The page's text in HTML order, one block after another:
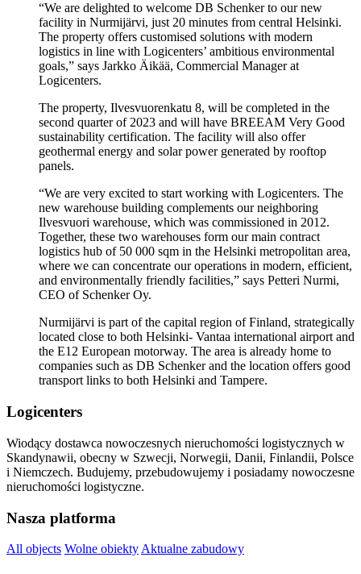
“We are delighted to welcome DB Schenker to our new
facility in Nurmijärvi, just 20 minutes from central Helsinki.
The property offers customised solutions with modern
logistics in line with Logicenters’ ambitious environmental
goals,” says Jarkko Äikää, Commercial Manager at
Logicenters.
The property, Ilvesvuorenkatu 8, will be completed in the
second quarter of 2023 and will have BREEAM Very Good
sustainability certification. The facility will also offer
geothermal energy and solar power generated by rooftop
panels.
“We are very excited to start working with Logicenters. The
new warehouse building complements our neighboring
Ilvesvuori warehouse, which was commissioned in 2012.
Together, these two warehouses form our main contract
logistics hub of 50 000 sqm in the Helsinki metropolitan area,
where we can concentrate our operations in modern, efficient,
and environmentally friendly facilities,” says Petteri Nurmi,
CEO of Schenker Oy.
Nurmijärvi is part of the capital region of Finland, strategically
located close to both Helsinki- Vantaa international airport and
the E12 European motorway. The area is already home to
companies such as DB Schenker and the location offers good
transport links to both Helsinki and Tampere.
Logicenters
Wiodący dostawca nowoczesnych nieruchomości logistycznych w
Skandynawii, obecny w Szwecji, Norwegii, Danii, Finlandii, Polsce
i Niemczech. Budujemy, przebudowujemy i posiadamy nowoczesne
nieruchomości logistyczne.
Nasza platforma
All objects Wolne obiekty Aktualne zabudowy